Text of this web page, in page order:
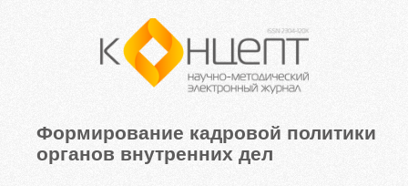
Формирование кадровой политики
органов внутренних дел